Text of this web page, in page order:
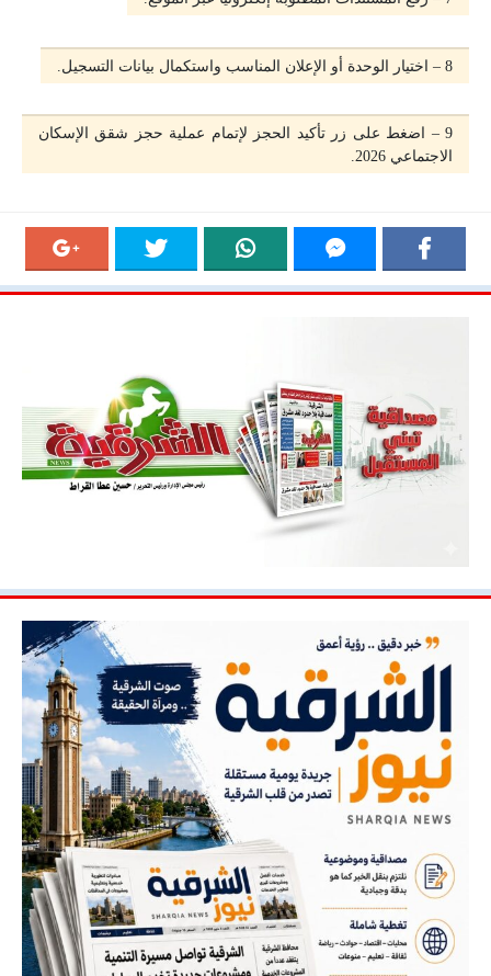
8 – اختيار الوحدة أو الإعلان المناسب واستكمال بيانات التسجيل.
9 – اضغط على زر تأكيد الحجز لإتمام عملية حجز شقق الإسكان
الاجتماعي 2026.